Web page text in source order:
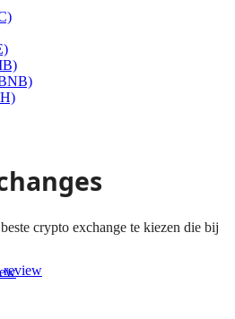
crypto exchange te kiezen die bij